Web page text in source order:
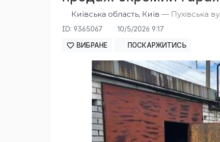
Київська область, Київ — Пухівська
ID: 9365067 10/5/2026 9:17
ВИБРАНЕ ПОСКАРЖИТИСЬ